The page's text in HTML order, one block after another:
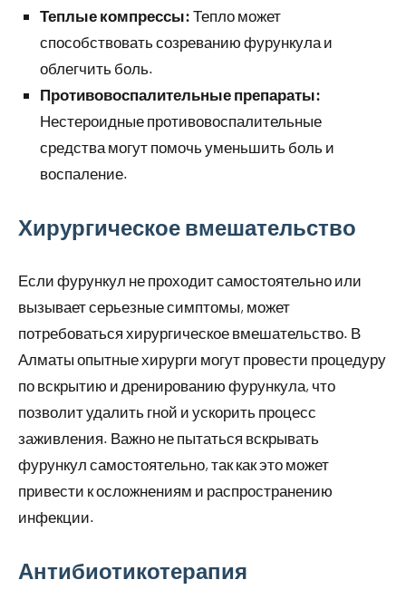
Теплые компрессы: Тепло может
способствовать созреванию фурункула и
облегчить боль.
Противовоспалительные препараты:
Нестероидные противовоспалительные
средства могут помочь уменьшить боль и
воспаление.
Хирургическое вмешательство
Если фурункул не проходит самостоятельно или
вызывает серьезные симптомы, может
потребоваться хирургическое вмешательство. В
Алматы опытные хирурги могут провести процедуру
по вскрытию и дренированию фурункула, что
позволит удалить гной и ускорить процесс
заживления. Важно не пытаться вскрывать
фурункул самостоятельно, так как это может
привести к осложнениям и распространению
инфекции.
Антибиотикотерапия